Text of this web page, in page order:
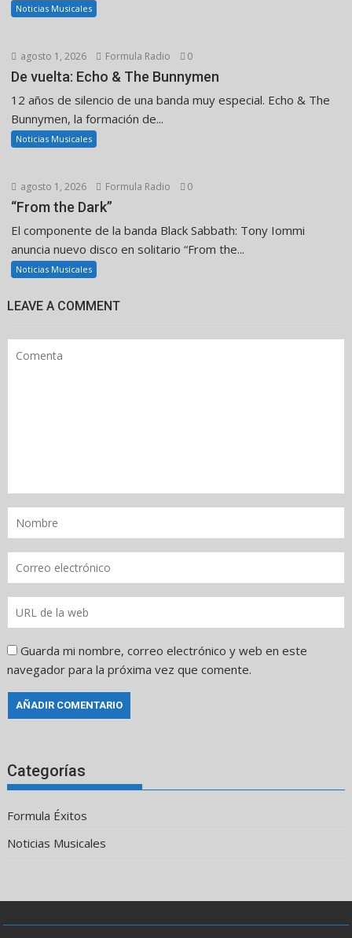
Noticias Musicales
agosto 1, 2026 Formula Radio 0
De vuelta: Echo & The Bunnymen
12 años de silencio de una banda muy especial. Echo & The
Bunnymen, la formación de...
Noticias Musicales
agosto 1, 2026 Formula Radio 0
“From the Dark”
El componente de la banda Black Sabbath: Tony Iommi
anuncia nuevo disco en solitario “From the...
Noticias Musicales
LEAVE A COMMENT
Guarda mi nombre, correo electrónico y web en este
navegador para la próxima vez que comente.
Categorías
Formula Éxitos
Noticias Musicales